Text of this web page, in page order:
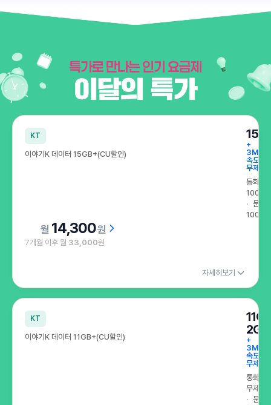
특가로 만나는 인기 요금제 이달의 특가
KT
이야기K 데이터 15GB+(CU할인)
+
속도
무제한
통화
100분
문자
100건
14,300원
7개월 이후 월 33,000원
자세히보기
KT
이야기K 데이터 11GB+(CU할인)
2GB
+
속도
무제한
통화
무제한
문자